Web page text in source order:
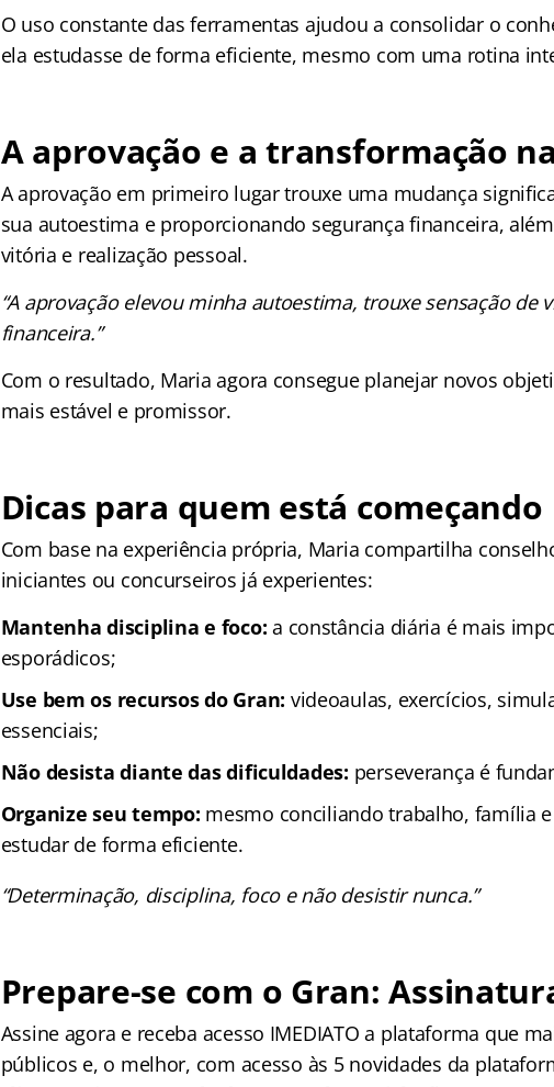
O uso constante das ferramentas ajudou a consolidar o
ela estudasse de forma eficiente, mesmo com uma rotina
A aprovação e a transformação
A aprovação em primeiro lugar trouxe uma mudança
sua autoestima e proporcionando segurança financeira,
vitória e realização pessoal.
“A aprovação elevou minha autoestima, trouxe sensação de
financeira.”
Com o resultado, Maria agora consegue planejar novos
mais estável e promissor.
Dicas para quem está começando
Com base na experiência própria, Maria compartilha
iniciantes ou concurseiros já experientes:
Mantenha disciplina e foco: a constância diária é mais
esporádicos;
Use bem os recursos do Gran: videoaulas, exercícios,
essenciais;
Não desista diante das dificuldades: perseverança é
Organize seu tempo: mesmo conciliando trabalho, família
estudar de forma eficiente.
“Determinação, disciplina, foco e não desistir nunca.”
Prepare-se com o Gran:
Assine agora e receba acesso IMEDIATO a plataforma que
públicos e, o melhor, com acesso às 5 novidades da